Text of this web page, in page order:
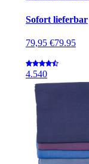
Sofort lieferbar
79,95 €79.95
4.540